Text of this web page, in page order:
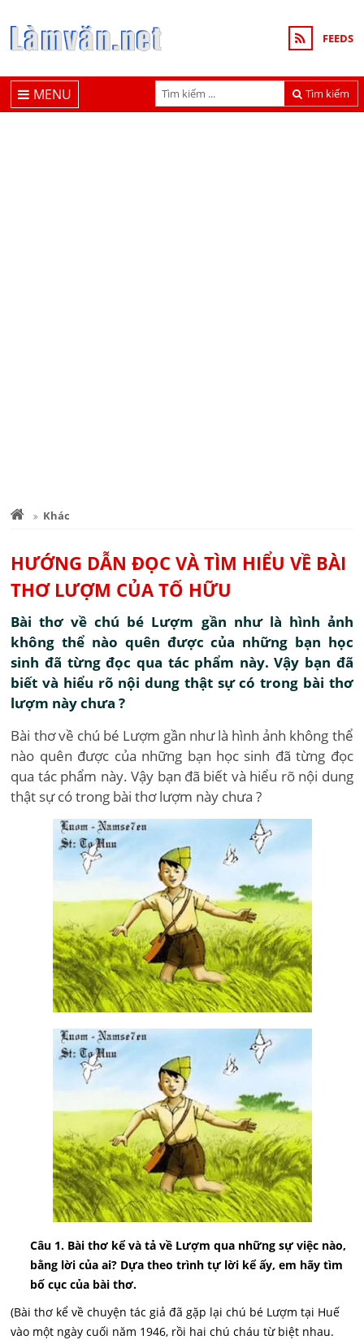
FEEDS
Tìm kiếm
MENU
Khác
HƯỚNG DẪN ĐỌC VÀ TÌM HIỂU VỀ BÀI
THƠ LƯỢM CỦA TỐ HỮU
Bài thơ về chú bé Lượm gần như là hình ảnh
không thể nào quên được của những bạn học
sinh đã từng đọc qua tác phẩm này. Vậy bạn đã
biết và hiểu rõ nội dung thật sự có trong bài thơ
lượm này chưa ?
Bài thơ về chú bé Lượm gần như là hình ảnh không thể
nào quên được của những bạn học sinh đã từng đọc
qua tác phẩm này. Vậy bạn đã biết và hiểu rõ nội dung
thật sự có trong bài thơ lượm này chưa ?
Câu 1. Bài thơ kể và tả về Lượm qua những sự việc nào,
bằng lời của ai? Dựa theo trình tự lời kể ấy, em hãy tìm
bố cục của bài thơ.
(Bài thơ kể về chuyện tác giả đã gặp lại chú bé Lượm tại Huế
vào một ngày cuối năm 1946, rồi hai chú cháu từ biệt nhau.